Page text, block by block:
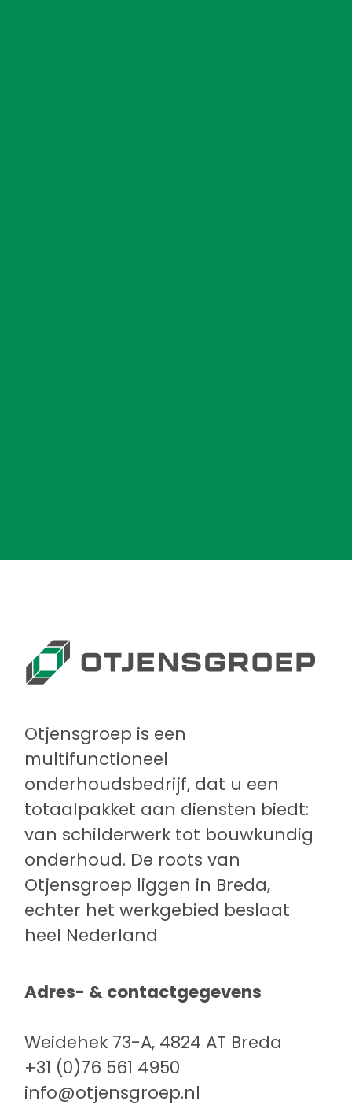
Otjensgroep is een
multifunctioneel
onderhoudsbedrijf, dat u een
totaalpakket aan diensten biedt:
van schilderwerk tot bouwkundig
onderhoud. De roots van
Otjensgroep liggen in Breda,
echter het werkgebied beslaat
heel Nederland
Adres- & contactgegevens
Weidehek 73-A, 4824 AT Breda
+31 (0)76 561 4950
info@otjensgroep.nl